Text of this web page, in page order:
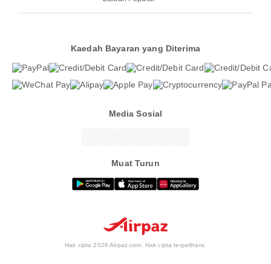
Kaedah Bayaran yang Diterima
Media Sosial
Muat Turun
Hak cipta 2026 Airpaz.com. Hak cipta terpelihara.